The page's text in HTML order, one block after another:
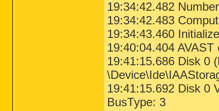
O20 - HKLM Winlogon: Shell -
O20 - HKLM Winlogon: UserInit -
- Winlogon\Notify\igfxcui:
- SSODL: WebCheck -
O21 - SSODL: WebCheck - {E6FB5E20-
O32 - HKLM CDRom: AutoRun - 1
O33 - MountPoints2\{eb4b3f2c-a2e2-
O33 - MountPoints2\{eb4b3f2c-a2e2-
O33 - MountPoints2\{eb4b3f30-a2e2-
O33 - MountPoints2\{eb4b3f30-a2e2-
O33 - MountPoints2\F\Shell - "" =
O33 -
O34 - HKLM BootExecute: (autocheck
- HKLM\..comfile [open] --
19:34:42.482
19:34:42.483
19:34:43.460
19:40:04.404
19:41:15.686 Disk 0
19:41:15.692 Disk 0
BusType: 3